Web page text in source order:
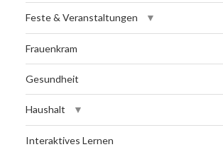
Feste & Veranstaltungen
Frauenkram
Gesundheit
Haushalt
Interaktives Lernen